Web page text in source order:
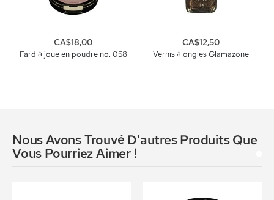
Fard à joue en poudre no. 058
CA$18,00
Vernis à ongles Glamazone
CA$12,50
Nous Avons Trouvé D'autres Produits Que
Vous Pourriez Aimer !